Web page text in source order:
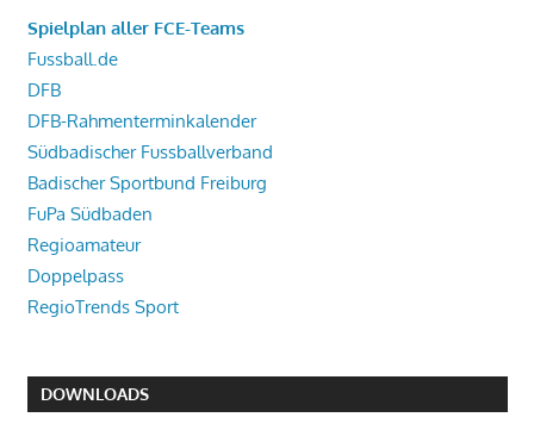
Spielplan aller FCE-Teams
Fussball.de
DFB
DFB-Rahmenterminkalender
Südbadischer Fussballverband
Badischer Sportbund Freiburg
FuPa Südbaden
Regioamateur
Doppelpass
RegioTrends Sport
DOWNLOADS